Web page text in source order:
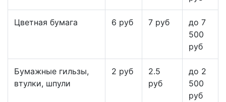
Цветная бумага 6 руб 7 руб
до 7
500
руб
Бумажные гильзы,
втулки, шпули
2 руб
2.5
руб
до 2
500
руб